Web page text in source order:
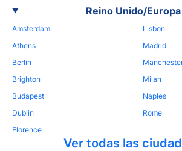
Reino Unido/Europa
Amsterdam
Athens
Berlin
Brighton
Budapest
Dublin
Florence
Lisbon
Madrid
Milan
Naples
Rome
Ver todas las